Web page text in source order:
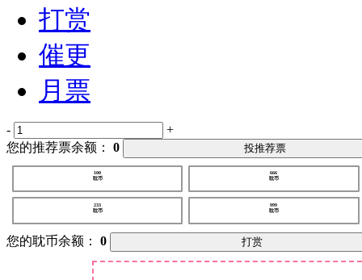
打赏
催更
月票
-
+
您的推荐票余额： 0 投推荐票
100
耽币
233
耽币
666
耽币
999
耽币
您的耽币余额： 0 打赏